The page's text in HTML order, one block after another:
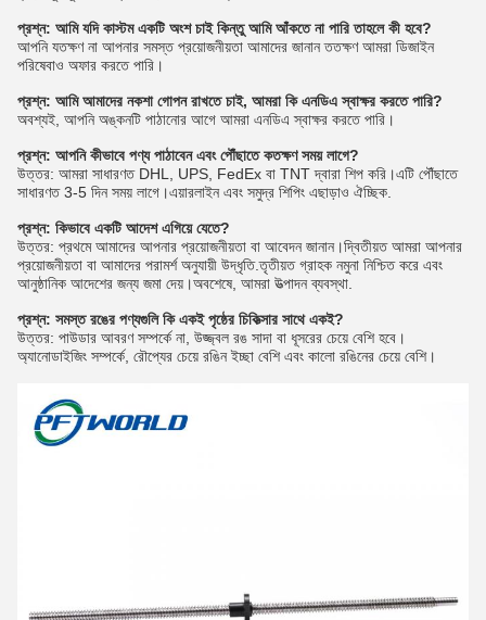
প্রশ্ন: আমি যদি কাস্টম একটি অংশ চাই কিন্তু আমি আঁকতে না পারি তাহলে কী হবে?
আপনি যতক্ষণ না আপনার সমস্ত প্রয়োজনীয়তা আমাদের জানান ততক্ষণ আমরা ডিজাইন
পরিষেবাও অফার করতে পারি।
প্রশ্ন: আমি আমাদের নকশা গোপন রাখতে চাই, আমরা কি এনডিএ স্বাক্ষর করতে পারি?
অবশ্যই, আপনি অঙ্কনটি পাঠানোর আগে আমরা এনডিএ স্বাক্ষর করতে পারি।
প্রশ্ন: আপনি কীভাবে পণ্য পাঠাবেন এবং পৌঁছাতে কতক্ষণ সময় লাগে?
উত্তর: আমরা সাধারণত DHL, UPS, FedEx বা TNT দ্বারা শিপ করি।এটি পৌঁছাতে
সাধারণত 3-5 দিন সময় লাগে।এয়ারলাইন এবং সমুদ্র শিপিং এছাড়াও ঐচ্ছিক.
প্রশ্ন: কিভাবে একটি আদেশ এগিয়ে যেতে?
উত্তর: প্রথমে আমাদের আপনার প্রয়োজনীয়তা বা আবেদন জানান।দ্বিতীয়ত আমরা আপনার
প্রয়োজনীয়তা বা আমাদের পরামর্শ অনুযায়ী উদ্ধৃতি.তৃতীয়ত গ্রাহক নমুনা নিশ্চিত করে এবং
আনুষ্ঠানিক আদেশের জন্য জমা দেয়।অবশেষে, আমরা উত্পাদন ব্যবস্থা.
প্রশ্ন: সমস্ত রঙের পণ্যগুলি কি একই পৃষ্ঠের চিকিত্সার সাথে একই?
উত্তর: পাউডার আবরণ সম্পর্কে না, উজ্জ্বল রঙ সাদা বা ধূসরের চেয়ে বেশি হবে।
অ্যানোডাইজিং সম্পর্কে, রৌপ্যের চেয়ে রঙিন ইচ্ছা বেশি এবং কালো রঙিনের চেয়ে বেশি।